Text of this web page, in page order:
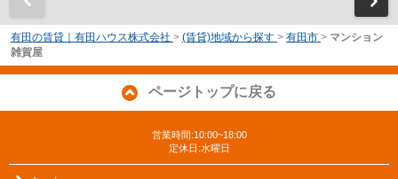
有田の賃貸｜有田ハウス株式会社 > (賃貸)地域から探す > 有田市 > マンション
雑賀屋
ページトップに戻る
営業時間:10:00~18:00
定休日:水曜日